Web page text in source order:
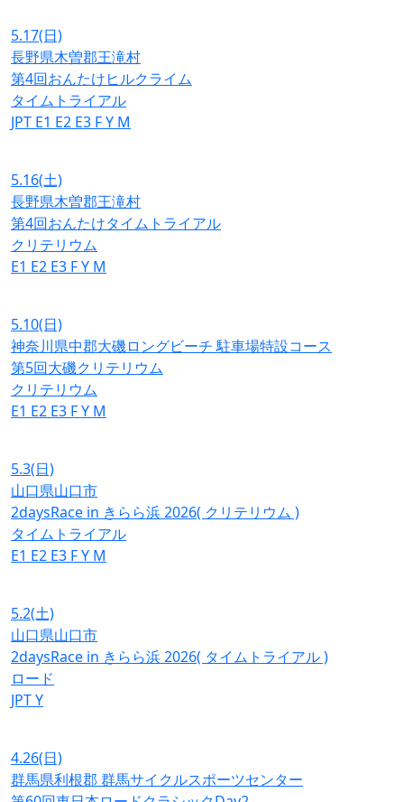
5.17(日)
長野県木曽郡王滝村
第4回おんたけヒルクライム
タイムトライアル
JPT E1 E2 E3 FY M
5.16(土)
長野県木曽郡王滝村
第4回おんたけタイムトライアル
クリテリウム
E1 E2 E3 FY M
5.10(日)
神奈川県中郡大磯ロングビーチ 駐車場特設コース
第5回大磯クリテリウム
クリテリウム
E1 E2 E3 FY M
5.3(日)
山口県山口市
2daysRace in きらら浜 2026( クリテリウム )
タイムトライアル
E1 E2 E3 FY M
5.2(土)
山口県山口市
2daysRace in きらら浜 2026( タイムトライアル )
ロード
JPTY
4.26(日)
群馬県利根郡 群馬サイクルスポーツセンター